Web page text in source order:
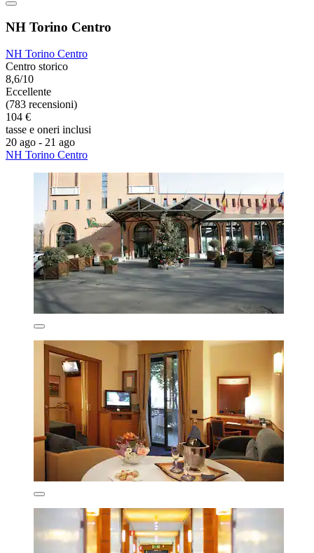
NH Torino Centro
NH Torino Centro
Centro storico
8,6/10
Eccellente
(783 recensioni)
104 €
tasse e oneri inclusi
20 ago - 21 ago
NH Torino Centro